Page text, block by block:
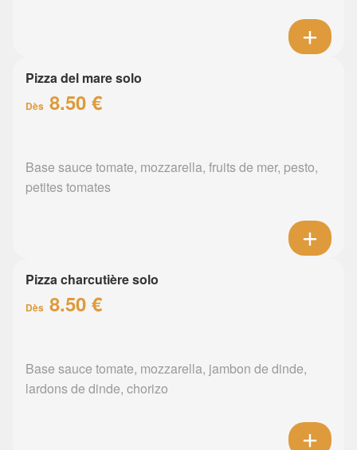
Pizza del mare solo
Dès 8.50 €
Base sauce tomate, mozzarella, fruits de mer, pesto,
petites tomates
Pizza charcutière solo
Dès 8.50 €
Base sauce tomate, mozzarella, jambon de dinde,
lardons de dinde, chorizo